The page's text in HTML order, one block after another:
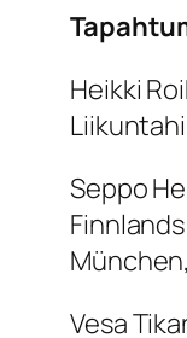
Heikki
Seppo
Vesa